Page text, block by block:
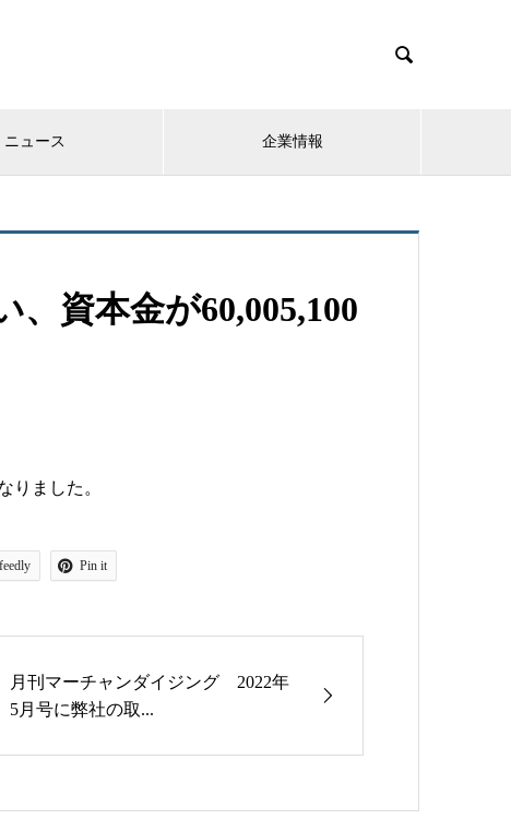

ニュース 企業情報
資本金が60,005,100
りました。
feedly Pin it
月刊マーチャンダイジング 2022年
5月号に弊社の取...